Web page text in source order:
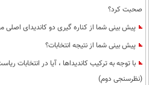
صحبت کرد؟
پیش بینی شما از کناره گیری دو کاندیدای اصلی
پیش بینی شما از نتیجه انتخابات؟
با توجه به ترکیب کاندیداها ، آیا در انتخابات
(نظرسنجی دوم)